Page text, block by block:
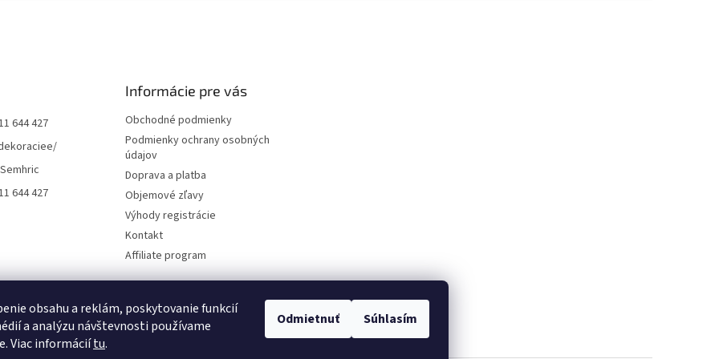
obsahu a reklám, poskytovanie funkcií
a analýzu návštevnosti používame
Viac informáciítu.
Odmietnuť Súhlasím
644 427
644 427
Informácie pre vás
Obchodné podmienky
Podmienky ochrany osobných
údajov
Doprava a platba
Objemové zľavy
Výhody registrácie
Kontakt
Affiliate program